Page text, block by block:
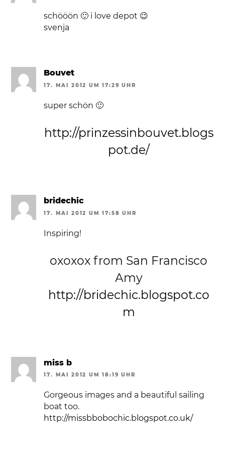
schööön 🙂 i love depot 😉
svenja
Bouvet
17. MAI 2012 UM 17:29 UHR
super schön 🙂
http://prinzessinbouvet.blogs
pot.de/
bridechic
17. MAI 2012 UM 17:58 UHR
Inspiring!
oxoxox from San Francisco
Amy
http://bridechic.blogspot.co
m
miss b
17. MAI 2012 UM 18:19 UHR
Gorgeous images and a beautiful sailing
boat too.
http://missbbobochic.blogspot.co.uk/